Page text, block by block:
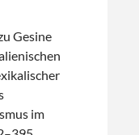
Gesine
im